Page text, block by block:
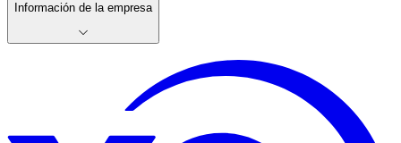
Información de la empresa